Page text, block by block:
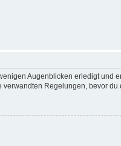
Augenblicken erledigt
Regelungen, bevor